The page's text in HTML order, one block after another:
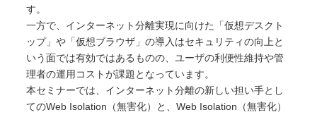
す。
一方で、インターネット分離実現に向けた「仮想デスクト
ップ」や「仮想ブラウザ」の導入はセキュリティの向上と
いう面では有効ではあるものの、ユーザの利便性維持や管
理者の運用コストが課題となっています。
本セミナーでは、インターネット分離の新しい担い手とし
てのWeb Isolation（無害化）と、Web Isolation（無害化）